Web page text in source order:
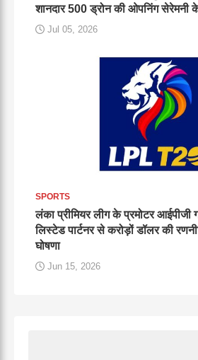
शानदार 500 ड्रोन की ओपनिंग सेरेमनी
Jul 05, 2026
SPORTS
लंका प्रीमियर लीग के प्रमोटर
लिस्टेड पार्टनर से करोड़ों डॉलर की
घोषणा
Jun 15, 2026